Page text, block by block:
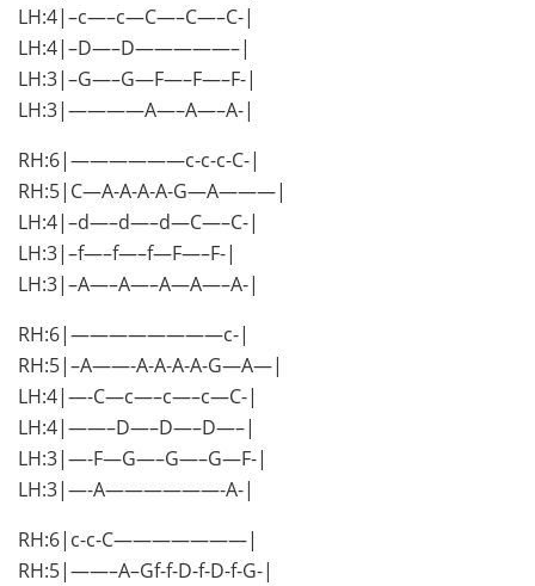
LH:4|–c—–c—C—–C—–C-|
LH:4|–D—–D—————–|
LH:3|–G—–G—F—–F—–F-|
LH:3|————A—–A—–A-|
RH:6|——————c-c-c-C-|
RH:5|C—A-A-A-A-G—A———|
LH:4|–d—–d—–d—C—–C-|
LH:3|–f—–f—–f—F—–F-|
LH:3|–A—–A—–A—A—–A-|
RH:6|————————c-|
RH:5|–A——-A-A-A-A-G—A—|
LH:4|—-C—c—–c—–c—C-|
LH:4|——–D—–D—–D—–|
LH:3|—-F—G—–G—–G—F-|
LH:3|—-A——————-A-|
RH:6|c-c-C———————|
RH:5|——–A–Gf-f-D-f-D-f-G-|